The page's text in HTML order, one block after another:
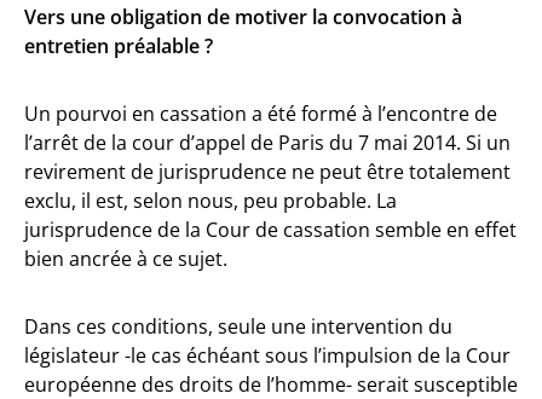
Vers une obligation de motiver la convocation à
entretien préalable ?
Un pourvoi en cassation a été formé à l’encontre de
l’arrêt de la cour d’appel de Paris du 7 mai 2014. Si un
revirement de jurisprudence ne peut être totalement
exclu, il est, selon nous, peu probable. La
jurisprudence de la Cour de cassation semble en effet
bien ancrée à ce sujet.
Dans ces conditions, seule une intervention du
législateur -le cas échéant sous l’impulsion de la Cour
européenne des droits de l’homme- serait susceptible